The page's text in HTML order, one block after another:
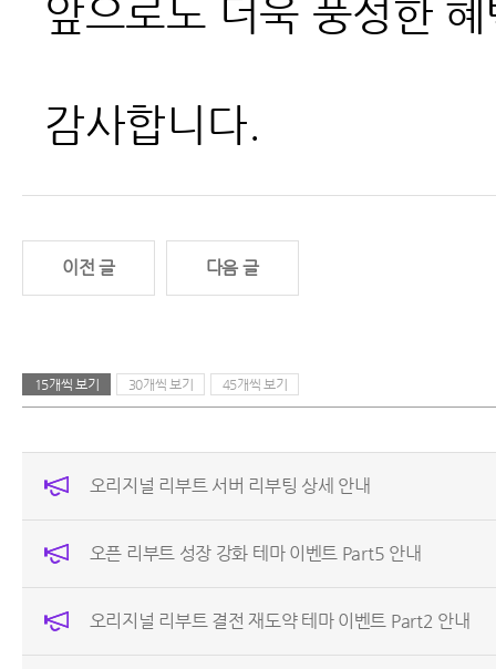
앞으로도 더욱 풍성한
감사합니다.
이전 글 다음 글
15개씩 보기 30개씩 보기 45개씩 보기
오리지널 리부트 서버 리부팅 상세 안내
오픈 리부트 성장 강화 테마 이벤트 Part5 안내
오리지널 리부트 결전 재도약 테마 이벤트 Part2 안내